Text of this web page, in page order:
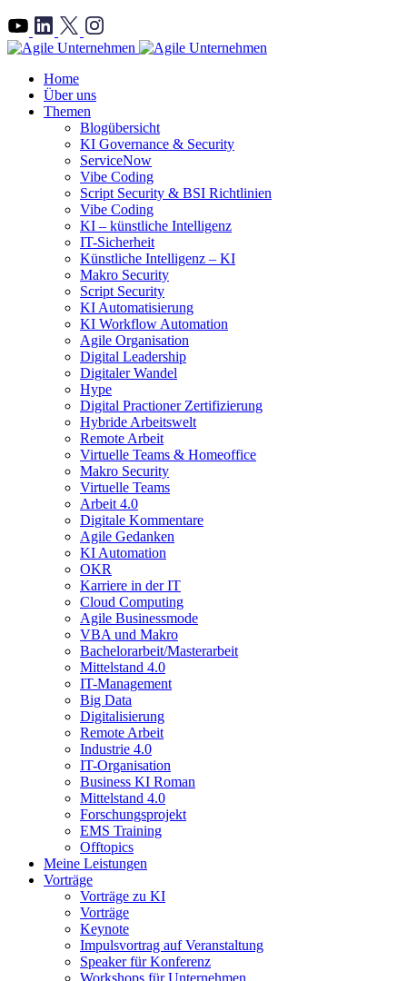
">
Home
Über uns
Themen
Blogübersicht
KI Governance & Security
ServiceNow
Vibe Coding
Script Security & BSI Richtlinien
Vibe Coding
KI – künstliche Intelligenz
IT-Sicherheit
Künstliche Intelligenz – KI
Makro Security
Script Security
KI Automatisierung
KI Workflow Automation
Agile Organisation
Digital Leadership
Digitaler Wandel
Hype
Digital Practioner Zertifizierung
Hybride Arbeitswelt
Remote Arbeit
Virtuelle Teams & Homeoffice
Makro Security
Virtuelle Teams
Arbeit 4.0
Digitale Kommentare
Agile Gedanken
KI Automation
OKR
Karriere in der IT
Cloud Computing
Agile Businessmode
VBA und Makro
Bachelorarbeit/Masterarbeit
Mittelstand 4.0
IT-Management
Big Data
Digitalisierung
Remote Arbeit
Industrie 4.0
IT-Organisation
Business KI Roman
Mittelstand 4.0
Forschungsprojekt
EMS Training
Offtopics
Meine Leistungen
Vorträge
Vorträge zu KI
Vorträge
Keynote
Impulsvortrag auf Veranstaltung
Speaker für Konferenz
Workshops für Unternehmen